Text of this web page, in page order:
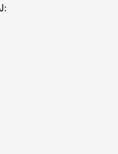
لطفا پاسخ را به عدد انگلیسی وارد کنید: